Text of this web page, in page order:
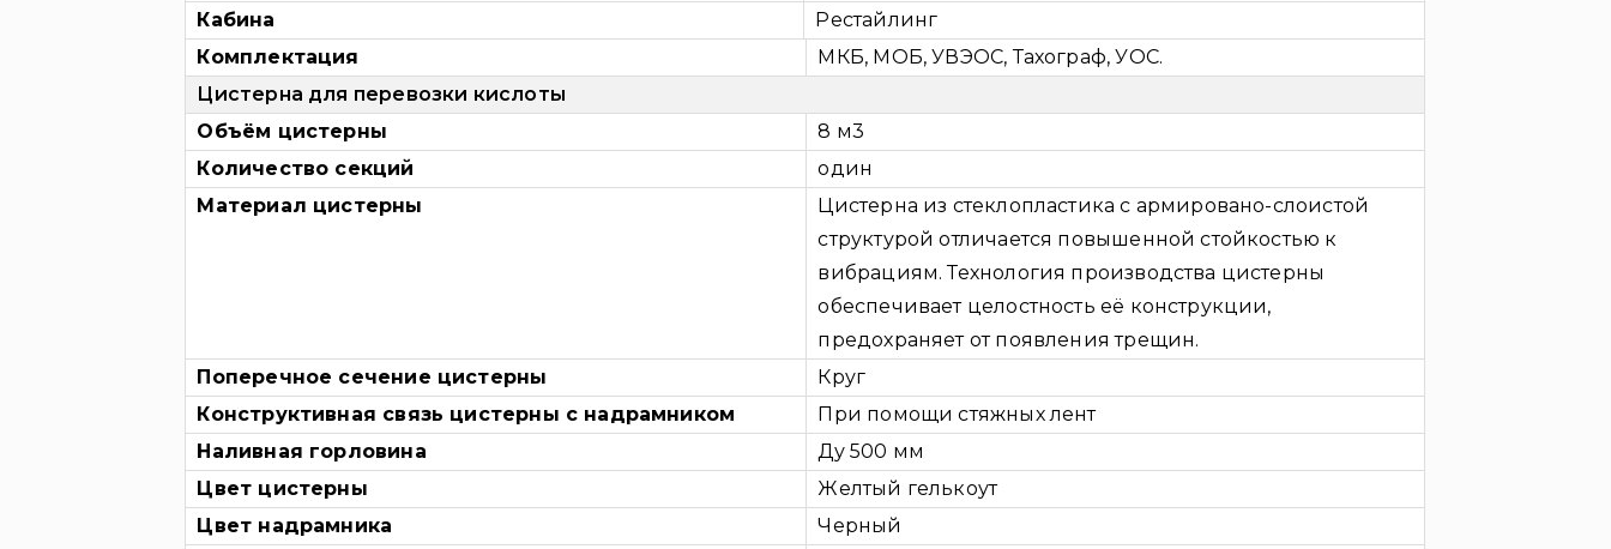
Кабина
Рестайлинг
Комплектация
МКБ, МОБ, УВЭОС, Тахограф, УОС.
Цистерна для перевозки кислоты
Объём цистерны
8 м3
Количество секций
один
Материал цистерны
Цистерна из стеклопластика с армировано-слоистой
структурой отличается повышенной стойкостью к
вибрациям. Технология производства цистерны
обеспечивает целостность её конструкции,
предохраняет от появления трещин.
Поперечное сечение цистерны
Круг
Конструктивная связь цистерны с надрамником
При помощи стяжных лент
Наливная горловина
Ду 500 мм
Цвет цистерны
Желтый гелькоут
Цвет надрамника
Черный